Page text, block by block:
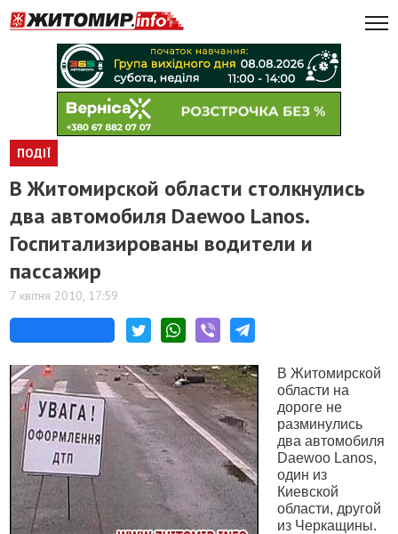
ПОДІЇ
В Житомирской области столкнулись
два автомобиля Daewoo Lanos.
Госпитализированы водители и
пассажир
7 квітня 2010, 17:59
В Житомирской
области на
дороге не
разминулись
два автомобиля
Daewoo Lanos,
один из
Киевской
области, другой
из Черкащины.